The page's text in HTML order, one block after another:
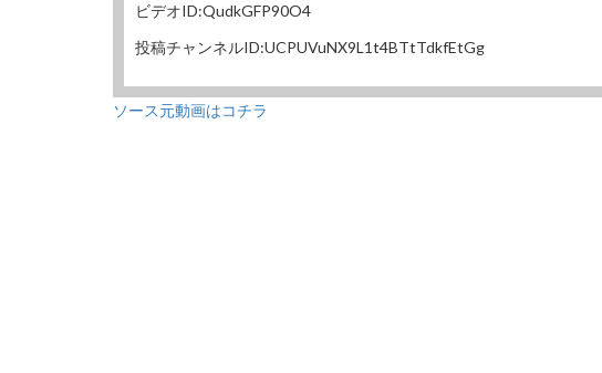
ビデオID:QudkGFP90O4
投稿チャンネルID:UCPUVuNX9L1t4BTtTdkfEtGg
ソース元動画はコチラ